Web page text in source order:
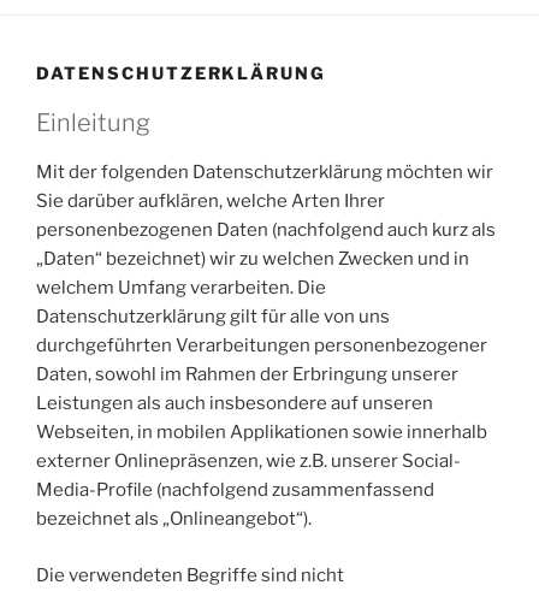
DATENSCHUTZERKLÄRUNG
Einleitung
Mit der folgenden Datenschutzerklärung möchten wir
Sie darüber aufklären, welche Arten Ihrer
personenbezogenen Daten (nachfolgend auch kurz als
„Daten“ bezeichnet) wir zu welchen Zwecken und in
welchem Umfang verarbeiten. Die
Datenschutzerklärung gilt für alle von uns
durchgeführten Verarbeitungen personenbezogener
Daten, sowohl im Rahmen der Erbringung unserer
Leistungen als auch insbesondere auf unseren
Webseiten, in mobilen Applikationen sowie innerhalb
externer Onlinepräsenzen, wie z.B. unserer Social-
Media-Profile (nachfolgend zusammenfassend
bezeichnet als „Onlineangebot“).
Die verwendeten Begriffe sind nicht